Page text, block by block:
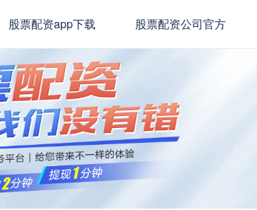
股票配资app下载 股票配资公司官方